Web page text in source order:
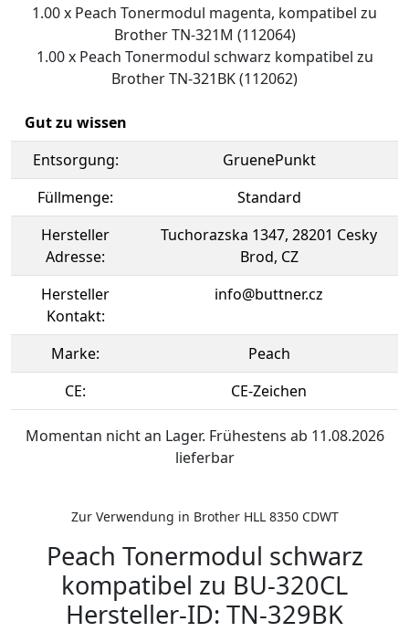
1.00 x Peach Tonermodul magenta, kompatibel zu
Brother TN-321M (112064)
1.00 x Peach Tonermodul schwarz kompatibel zu
Brother TN-321BK (112062)
Gut zu wissen
Entsorgung:
GruenePunkt
Füllmenge:
Standard
Hersteller
Adresse:
Tuchorazska 1347, 28201 Cesky
Brod, CZ
Hersteller
Kontakt:
info@buttner.cz
Marke:
Peach
CE:
CE-Zeichen
Momentan nicht an Lager. Frühestens ab 11.08.2026
lieferbar
Zur Verwendung in Brother HLL 8350 CDWT
Peach Tonermodul schwarz
kompatibel zu BU-320CL
Hersteller-ID: TN-329BK